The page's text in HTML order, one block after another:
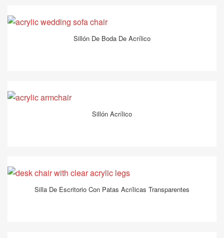
Sillón De Boda De Acrílico
Sillón Acrílico
Silla De Escritorio Con Patas Acrílicas Transparentes